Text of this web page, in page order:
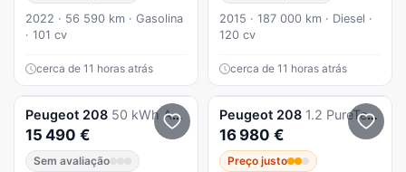
2022 · 56 590 km · Gasolina
· 101 cv
cerca de 11 horas atrás
2015 · 187 000 km · Diesel ·
120 cv
cerca de 11 horas atrás
Peugeot 208 50 kWh Active
15 490 €
Sem avaliação
Peugeot 208 1.2 PureTech GT Line EAT8
16 980 €
Preço justo